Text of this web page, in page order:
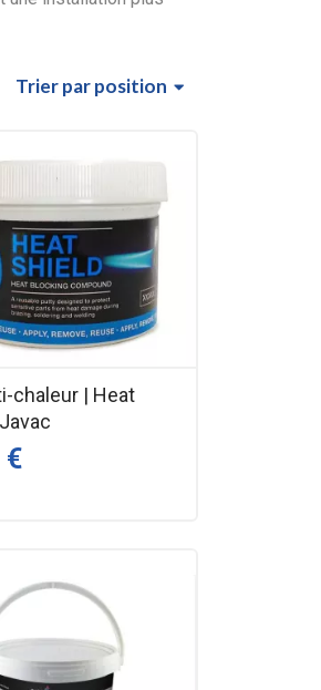
Trierpar position
chaleur | Heat
€